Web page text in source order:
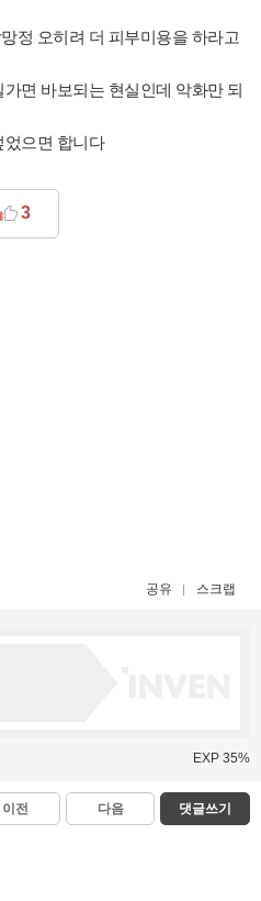
정 오히려 더 피부미용을 하라고
면 바보되는 현실인데 악화만 되
었으면 합니다
3
공유 스크랩
EXP 35%
이전 다음 댓글쓰기